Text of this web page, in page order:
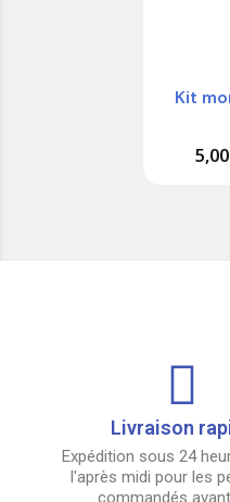
Kit
Livraison
Expédition sous 24
l'après midi pour les
commandés avant